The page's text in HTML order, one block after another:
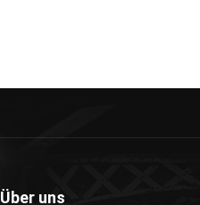
Über uns